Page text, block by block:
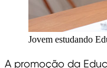
Jovem estudando
A promoção da